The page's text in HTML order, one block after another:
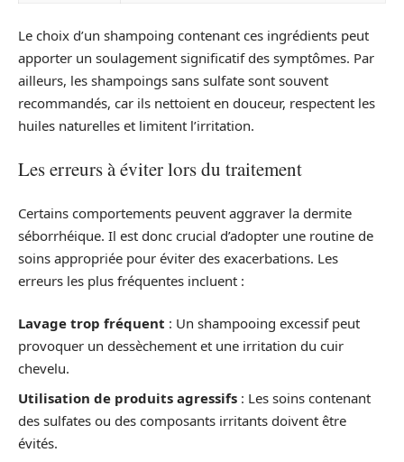
Le choix d’un shampoing contenant ces ingrédients peut
apporter un soulagement significatif des symptômes. Par
ailleurs, les shampoings sans sulfate sont souvent
recommandés, car ils nettoient en douceur, respectent les
huiles naturelles et limitent l’irritation.
Les erreurs à éviter lors du traitement
Certains comportements peuvent aggraver la dermite
séborrhéique. Il est donc crucial d’adopter une routine de
soins appropriée pour éviter des exacerbations. Les
erreurs les plus fréquentes incluent :
Lavage trop fréquent : Un shampooing excessif peut
provoquer un dessèchement et une irritation du cuir
chevelu.
Utilisation de produits agressifs : Les soins contenant
des sulfates ou des composants irritants doivent être
évités.